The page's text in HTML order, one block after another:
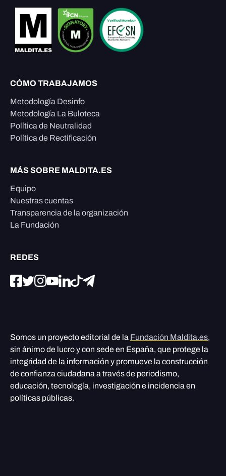
CÓMO TRABAJAMOS
Metodología Desinfo
Metodología La Buloteca
Política de Neutralidad
Política de Rectificación
MÁS SOBRE MALDITA.ES
Equipo
Nuestras cuentas
Transparencia de la organización
La Fundación
REDES
Somos un proyecto editorial de la Fundación Maldita.es,
sin ánimo de lucro y con sede en España, que protege la
integridad de la información y promueve la construcción
de confianza ciudadana a través de periodismo,
educación, tecnología, investigación e incidencia en
políticas públicas.